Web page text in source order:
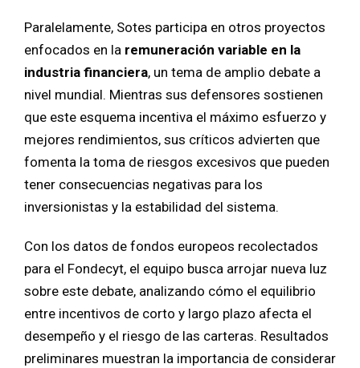
Paralelamente, Sotes participa en otros proyectos
enfocados en la remuneración variable en la
industria financiera, un tema de amplio debate a
nivel mundial. Mientras sus defensores sostienen
que este esquema incentiva el máximo esfuerzo y
mejores rendimientos, sus críticos advierten que
fomenta la toma de riesgos excesivos que pueden
tener consecuencias negativas para los
inversionistas y la estabilidad del sistema.
Con los datos de fondos europeos recolectados
para el Fondecyt, el equipo busca arrojar nueva luz
sobre este debate, analizando cómo el equilibrio
entre incentivos de corto y largo plazo afecta el
desempeño y el riesgo de las carteras. Resultados
preliminares muestran la importancia de considerar